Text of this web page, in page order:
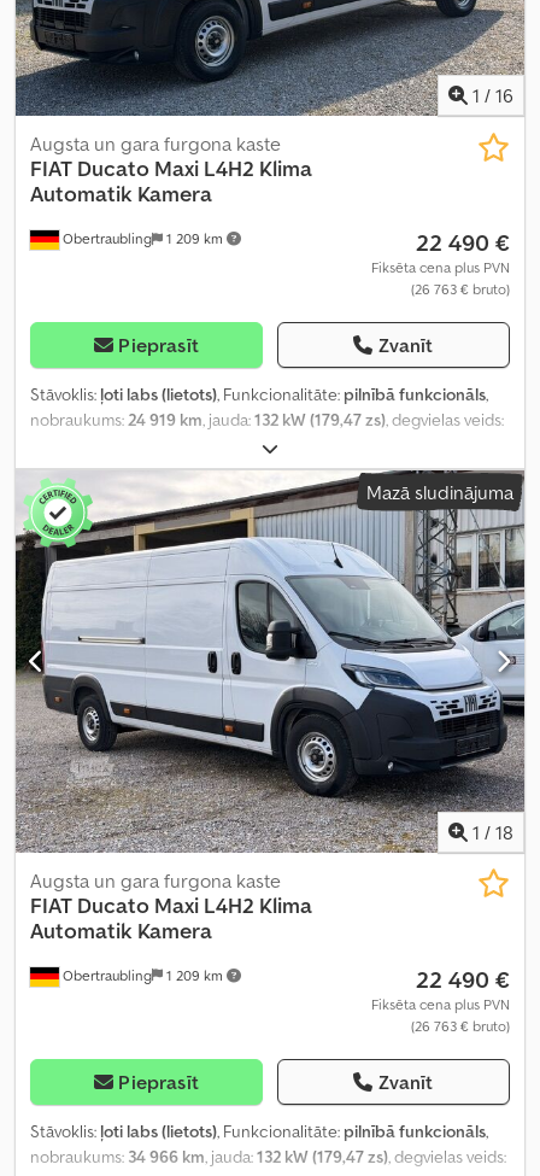
stāvvietas sensori, stūres pastiprinātājs, vissezonu riepas,
1 / 16
Obertraubling 1 209 km
Augsta un gara furgona kaste
FIAT Ducato Maxi L4H2 Klima
Automatik Kamera
22 490 €
Fiksēta cena plus PVN
(26 763 € bruto)
Pieprasīt Zvanīt
Stāvoklis: ļoti labs (lietots), Funkcionalitāte: pilnībā funkcionāls,
nobraukums:24 919 km, jauda:132 kW (179,47 zs), degvielas veids:
, pārnesuma veids:automātisks
3 500 kg, tukšais svars:2 255 kg, maksimālā kravnesība:1 245 kg,
pirmā reģistrācija:
11/2024 , nākamā pārbaude (TÜV):05/2028,
krautuves garums:4 070 mm, iekraušanas vietas platums:1 870
mm, iekraušanas telpas augstums:1 932 mm, emisijas klase:Euro
6 , krāsa: , sēdvietu skaits:3, iepriekšējo īpašnieku skaits:1
Ražošanas gads:
, Aprīkojums:ABS, automobiļa reģistrācija,
borta dators, bīdāmās durvis, centrālā atslēga, elektroniskā
stabilitātes programma (ESP), gaisa kondicionēšana, gaisa
spilvens, imobilaizersistēma, kravas automašīnas reģistrācija,
kruīza kontrole, kvēpu filtrs, lietota transportlīdzekļa garantija,
miglas lukturi, navigācijas sistēma, papildu priekšējie lukturi,
stāvvietas sensori, stūres pastiprinātājs, vissezonu riepas
Mazā sludinājuma
1 / 18
Obertraubling 1 209 km
Augsta un gara furgona kaste
FIAT Ducato Maxi L4H2 Klima
Automatik Kamera
22 490 €
Fiksēta cena plus PVN
(26 763 € bruto)
Pieprasīt Zvanīt
Stāvoklis: ļoti labs (lietots), Funkcionalitāte: pilnībā funkcionāls,
nobraukums: 34 966 km, jauda:132 kW (179,47 zs), degvielas veids: